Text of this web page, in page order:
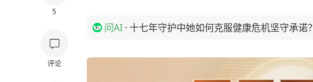
5
评论
问AI · 十七年守护中她如何克服健康危机坚守承诺？